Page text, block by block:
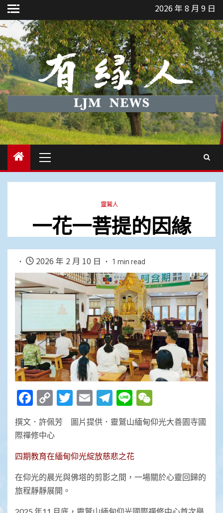
Skip
to
content
2026 年 8 月 9 日
Menu
靈鷲人
一花一菩提的因緣
2026 年 2 月 10 日 1 min read
Facebook
Copy
Link
Twitter
EmailTelegram
Line
撰文．許佩芳 圖片提供．靈鷲山緬甸仰光大善園寺國
際禪修中心
四期教育在緬甸仰光綻放慈悲之花
在仰光的晨光與佛塔的剪影之間，一場關於心靈回歸的
旅程靜靜展開。